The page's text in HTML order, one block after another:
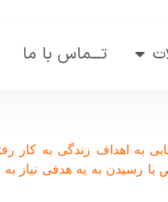
تـــماس با ما
به اهداف زندگی به
به یه هدفی نیاز به